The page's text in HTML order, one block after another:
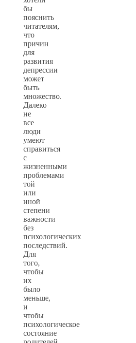
бы
пояснить
читателям,
что
причин
для
развития
депрессии
может
быть
множество.
Далеко
не
все
люди
умеют
справиться
с
жизненными
проблемами
той
или
иной
степени
важности
без
психологических
последствий.
Для
того,
чтобы
их
было
меньше,
и
чтобы
психологическое
состояние